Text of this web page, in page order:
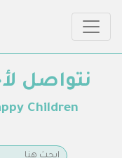
نتواصل
Children